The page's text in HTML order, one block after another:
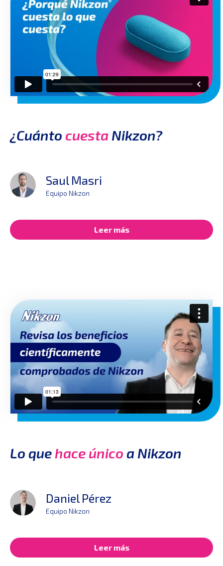
¿Cuánto cuesta Nikzon?
Saul Masri
Equipo Nikzon
Leer más
Lo que hace único a Nikzon
Daniel Pérez
Equipo Nikzon
Leer más